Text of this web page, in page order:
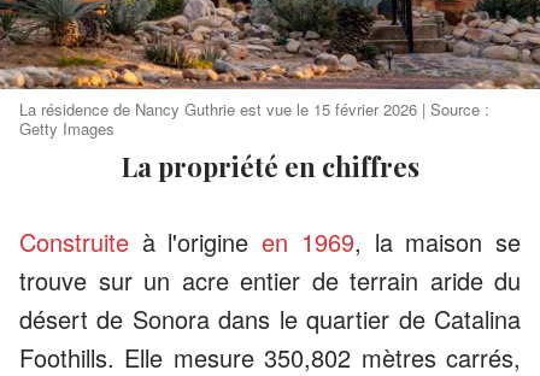
La résidence de Nancy Guthrie est vue le 15 février 2026 | Source :
Getty Images
La propriété en chiffres
Construite à l'origineen 1969, la maison se
trouve sur un acre entier de terrain aride du
désert de Sonora dans le quartier de Catalina
Foothills. Elle mesure 350,802 mètres carrés,